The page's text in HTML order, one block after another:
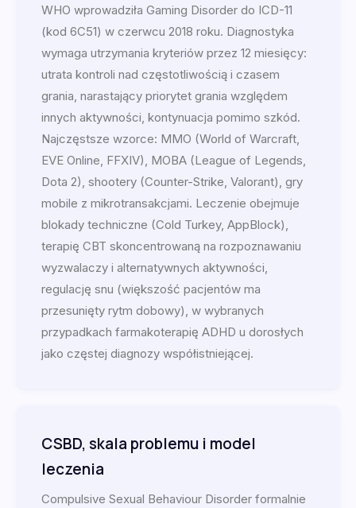
WHO wprowadziła Gaming Disorder do ICD-11
(kod 6C51) w czerwcu 2018 roku. Diagnostyka
wymaga utrzymania kryteriów przez 12 miesięcy:
utrata kontroli nad częstotliwością i czasem
grania, narastający priorytet grania względem
innych aktywności, kontynuacja pomimo szkód.
Najczęstsze wzorce: MMO (World of Warcraft,
EVE Online, FFXIV), MOBA (League of Legends,
Dota 2), shootery (Counter-Strike, Valorant), gry
mobile z mikrotransakcjami. Leczenie obejmuje
blokady techniczne (Cold Turkey, AppBlock),
terapię CBT skoncentrowaną na rozpoznawaniu
wyzwalaczy i alternatywnych aktywności,
regulację snu (większość pacjentów ma
przesunięty rytm dobowy), w wybranych
przypadkach farmakoterapię ADHD u dorosłych
jako częstej diagnozy współistniejącej.
CSBD, skala problemu i model
leczenia
Compulsive Sexual Behaviour Disorder formalnie